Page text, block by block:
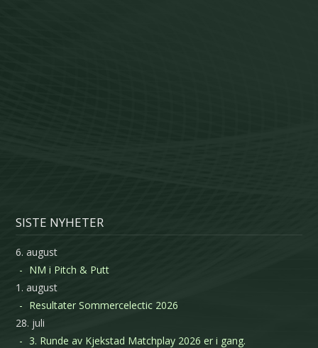
SISTE NYHETER
6. august
NM i Pitch & Putt
1. august
Resultater Sommercelectic 2026
28. juli
3. Runde av Kjekstad Matchplay 2026 er i gang.